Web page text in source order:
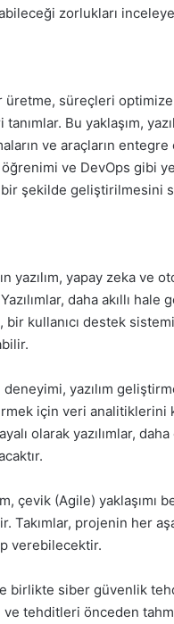
zorlukları
üretme, süreçleri
Bu yaklaşım,
ve araçların entegre
ve DevOps gibi
bir şekilde geliştirilmesini
yazılım, yapay zeka ve
daha akıllı hale
kullanıcı destek sistemi,
deneyimi, yazılım
için veri analitiklerini
olarak yazılımlar,
çevik (Agile) yaklaşımı
projenin her
verebilecektir.
birlikte siber güvenlik
tehditleri önceden